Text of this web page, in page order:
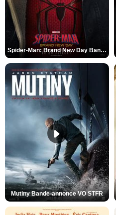
Spider-Man: Brand New Day Bande-annonce VO STFR
Mutiny Bande-annonce VO STFR